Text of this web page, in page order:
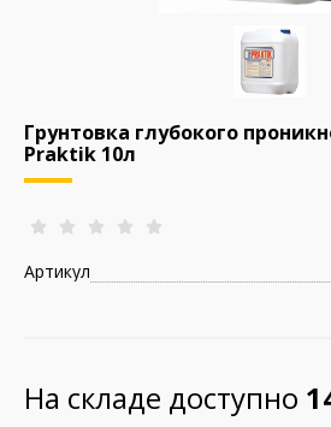
Грунтовка глубокого
Praktik 10л
Артикул
На складе доступно